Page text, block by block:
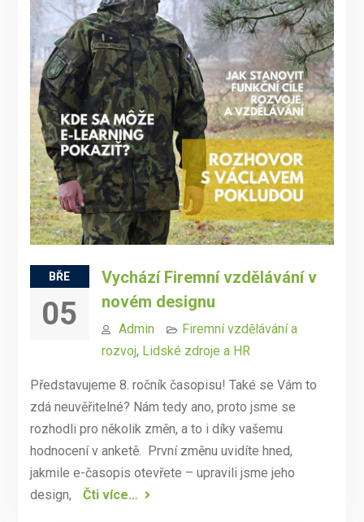
BŘE
05
Vychází Firemní vzdělávání v
novém designu
Admin
Firemní vzdělávání a
rozvoj, Lidské zdroje a HR
Představujeme 8. ročník časopisu! Také se Vám to
zdá neuvěřitelné? Nám tedy ano, proto jsme se
rozhodli pro několik změn, a to i díky vašemu
hodnocení v anketě. První změnu uvidíte hned,
jakmile e-časopis otevřete – upravili jsme jeho
design,
Čti více…